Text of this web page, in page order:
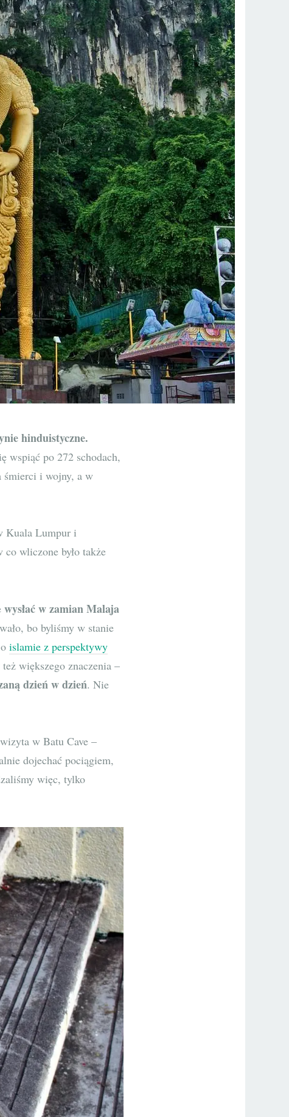
hinduistyczne.
wspiąć po 272 schodach,
śmierci i wojny, a w
Kuala Lumpur i
co wliczone było także
wysłać w zamian Malaja
bo byliśmy w stanie
islamie z perspektywy
większego znaczenia –
dzień w dzień. Nie
w Batu Cave –
dojechać pociągiem,
więc, tylko